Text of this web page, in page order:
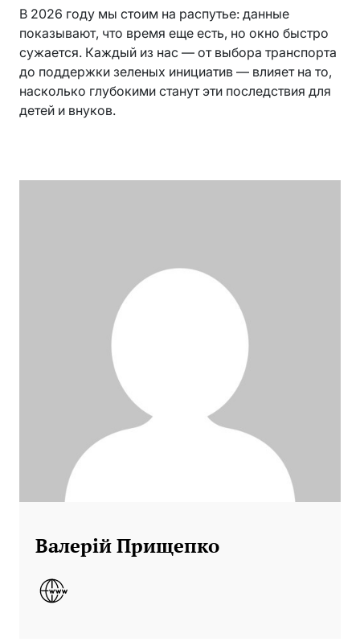
В 2026 году мы стоим на распутье: данные
показывают, что время еще есть, но окно быстро
сужается. Каждый из нас — от выбора транспорта
до поддержки зеленых инициатив — влияет на то,
насколько глубокими станут эти последствия для
детей и внуков.
Валерій Прищепко